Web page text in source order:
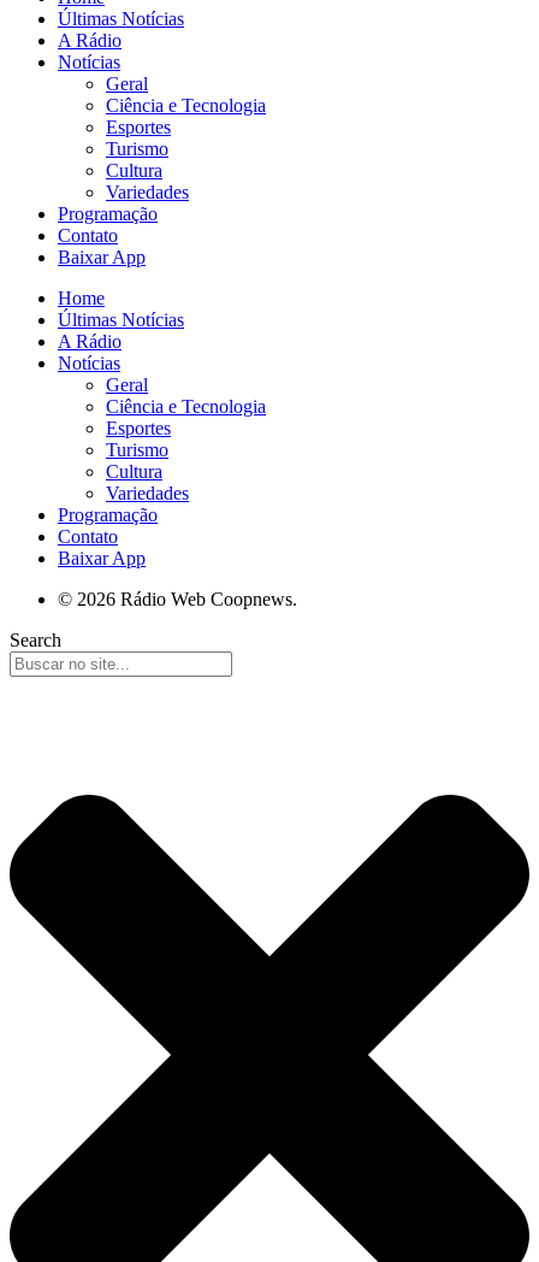
Últimas Notícias
A Rádio
Notícias
Geral
Ciência e Tecnologia
Esportes
Turismo
Cultura
Variedades
Programação
Contato
Baixar App
Home
Últimas Notícias
A Rádio
Notícias
Geral
Ciência e Tecnologia
Esportes
Turismo
Cultura
Variedades
Programação
Contato
Baixar App
© 2026 Rádio Web Coopnews.
Search